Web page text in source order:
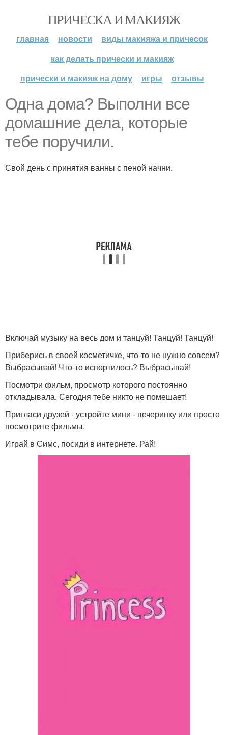
ПРИЧЕСКА И МАКИЯЖ
главная новости
виды макияжа и причесок
как делать прически и макияж
прически и макияж на дому
игры отзывы
Одна дома? Выполни все
домашние дела, которые
тебе поручили.
Свой день с принятия ванны с пеной начни.
Включай музыку на весь дом и танцуй! Танцуй! Танцуй!
Приберись в своей косметичке, что-то не нужно совсем?
Выбрасывай! Что-то испортилось? Выбрасывай!
Посмотри фильм, просмотр которого постоянно
откладывала. Сегодня тебе никто не помешает!
Пригласи друзей - устройте мини - вечеринку или просто
посмотрите фильмы.
Играй в Симс, посиди в интернете. Рай!